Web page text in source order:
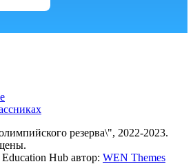
резерва\", 2022-2023.
Education Hub автор: WEN Themes